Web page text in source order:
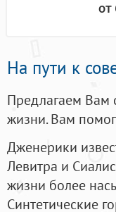
от
На пути к
Предлагаем Вам
жизни. Вам
Дженерики
Левитра и
жизни более
Синтетические